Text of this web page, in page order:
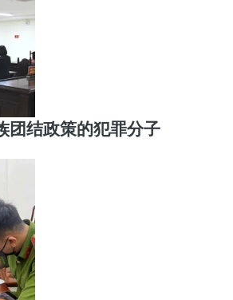
团结政策的犯罪分子